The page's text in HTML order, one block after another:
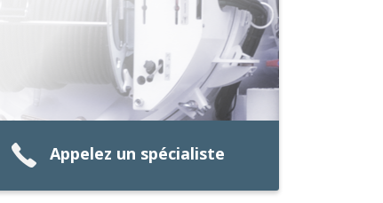
Appelez un spécialiste